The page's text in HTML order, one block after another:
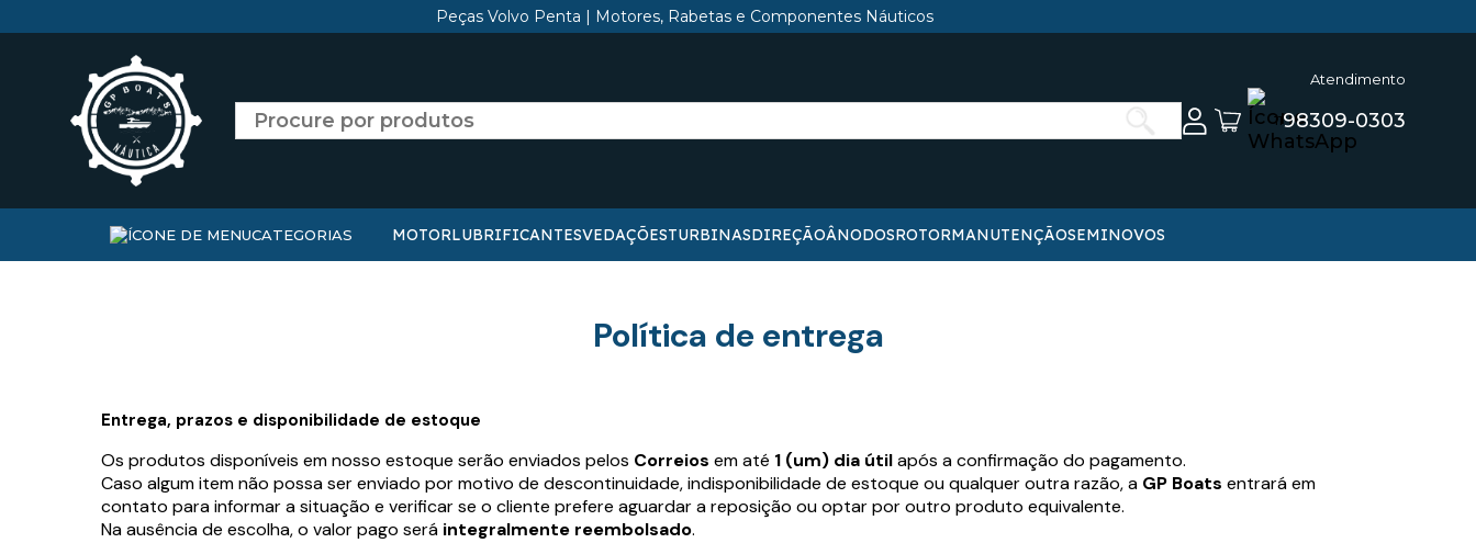
Peças Volvo Penta | Motores, Rabetas e Componentes Náuticos
Digite
o
Atendimento
1198309-0303
CATEGORIAS MOTORLUBRIFICANTESVEDAÇÕESTURBINASDIREÇÃOÂNODOSROTORMANUTENÇÃOSEMINOVOS
Política de entrega
Entrega, prazos e disponibilidade de estoque
Os produtos disponíveis em nosso estoque serão enviados pelos Correios em até 1 (um) dia útilapós a confirmação do pagamento.
Caso algum item não possa ser enviado por motivo de descontinuidade, indisponibilidade de estoque ou qualquer outra razão, a GP Boats entrará em
contato para informar a situação e verificar se o cliente prefere aguardar a reposição ou optar por outro produto equivalente.
Na ausência de escolha, o valor pago será integralmente reembolsado.